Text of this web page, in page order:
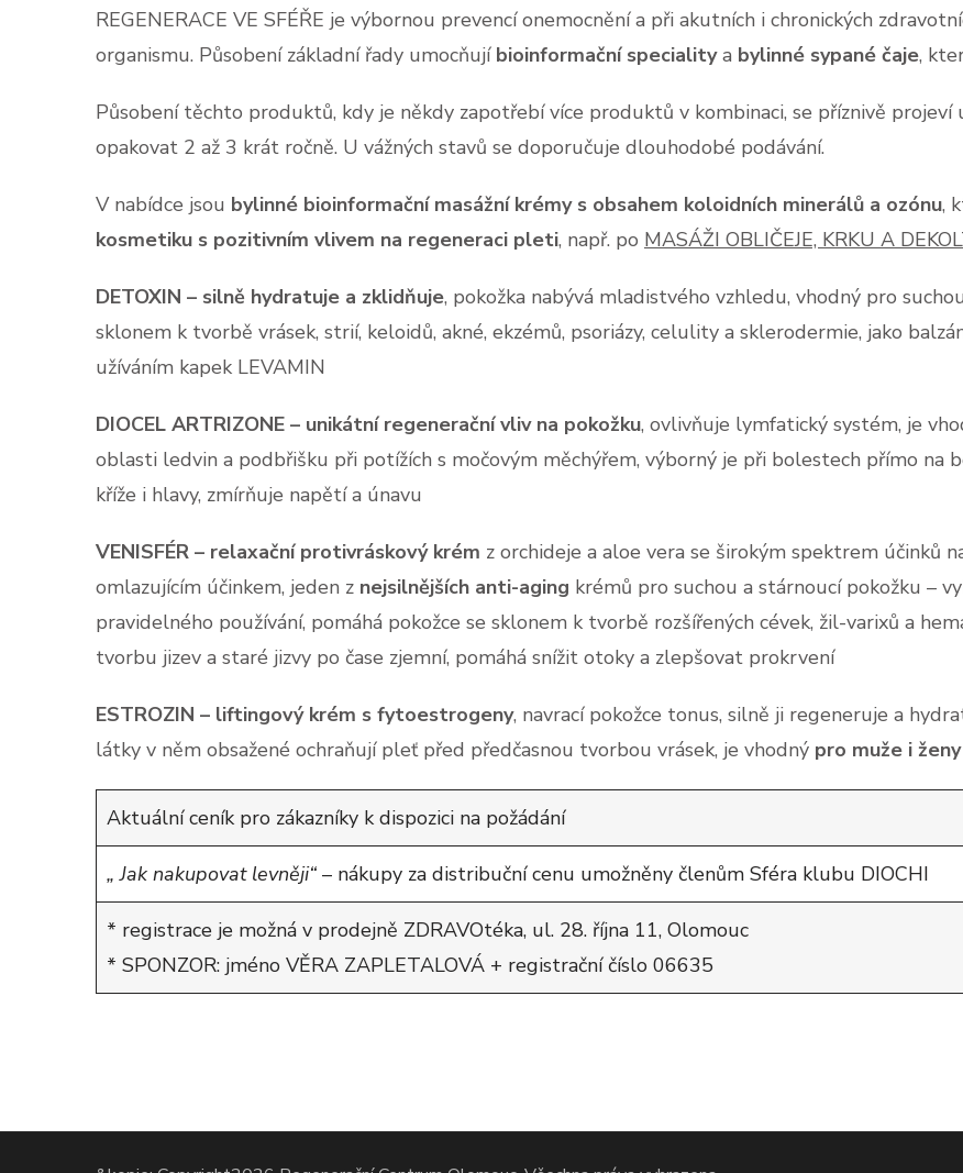
REGENERACE VE SFÉŘE je výbornou prevencí onemocnění a při akutních i chronických
organismu. Působení základní řady umocňují bioinformační specialitya bylinné sypané čaje,
Působení těchto produktů, kdy je někdy zapotřebí více produktů v kombinaci, se příznivě
opakovat 2 až 3 krát ročně. U vážných stavů se doporučuje dlouhodobé podávání.
V nabídce jsou bylinné bioinformační masážní krémy s obsahem koloidních minerálů a ozónu,
kosmetiku s pozitivním vlivem na regeneraci pleti, např. po MASÁŽI OBLIČEJE, KRKU A
DETOXIN – silně hydratuje a zklidňuje, pokožka nabývá mladistvého vzhledu, vhodný pro
sklonem k tvorbě vrásek, strií, keloidů, akné, ekzémů, psoriázy, celulity a sklerodermie, jako
užíváním kapek LEVAMIN
DIOCEL ARTRIZONE – unikátní regenerační vliv na pokožku, ovlivňuje lymfatický systém, je
oblasti ledvin a podbřišku při potížích s močovým měchýřem, výborný je při bolestech přímo na
kříže i hlavy, zmírňuje napětí a únavu
VENISFÉR – relaxační protivráskový krém z orchideje a aloe vera se širokým spektrem účinků
omlazujícím účinkem, jeden z nejsilnějších anti-aging krémů pro suchou a stárnoucí pokožku –
pravidelného používání, pomáhá pokožce se sklonem k tvorbě rozšířených cévek, žil-varixů a
tvorbu jizev a staré jizvy po čase zjemní, pomáhá snížit otoky a zlepšovat prokrvení
ESTROZIN – liftingový krém s fytoestrogeny, navrací pokožce tonus, silně ji regeneruje a
látky v něm obsažené ochraňují pleť před předčasnou tvorbou vrásek, je vhodný pro muže i ženy
Aktuální ceník pro zákazníky k dispozici na požádání
„ Jak nakupovat levněji“ – nákupy za distribuční cenu umožněny členům Sféra klubu DIOCHI
* registrace je možná v prodejně ZDRAVOtéka, ul. 28. října 11, Olomouc
* SPONZOR: jméno VĚRA ZAPLETALOVÁ + registrační číslo 06635